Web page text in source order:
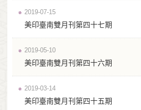
2019-07-15
美印臺南雙月刊第四十七期
2019-05-10
美印臺南雙月刊第四十六期
2019-03-14
美印臺南雙月刊第四十五期